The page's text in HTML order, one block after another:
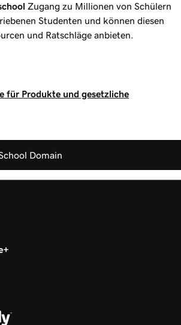
Zugang zu Millionen von Schülern
Studenten und können diesen
und Ratschläge anbieten.
für Produkte und gesetzliche
Domain